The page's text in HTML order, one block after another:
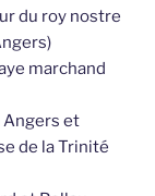
du roy nostre
marchand
Angers et
de la Trinité